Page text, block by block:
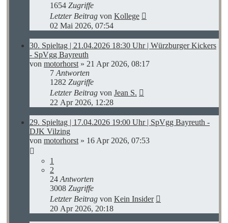
1654 Zugriffe
Letzter Beitrag von Kollege
02 Mai 2026, 07:54
30. Spieltag | 21.04.2026 18:30 Uhr | Würzburger Kickers
- SpVgg Bayreuth
von motorhorst » 21 Apr 2026, 08:17
7 Antworten
1282 Zugriffe
Letzter Beitrag von Jean S.
22 Apr 2026, 12:28
29. Spieltag | 17.04.2026 19:00 Uhr | SpVgg Bayreuth -
DJK Vilzing
von motorhorst » 16 Apr 2026, 07:53
1
2
24 Antworten
3008 Zugriffe
Letzter Beitrag von Kein Insider
20 Apr 2026, 20:18